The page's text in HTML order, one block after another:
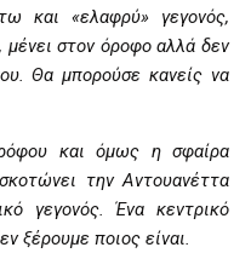
και «ελαφρύ» γεγονός,
στον όροφο αλλά δεν
Θα μπορούσε κανείς να
και όμως η σφαίρα
την Αντουανέττα
γεγονός. Ένα κεντρικό
ξέρουμε ποιος είναι.